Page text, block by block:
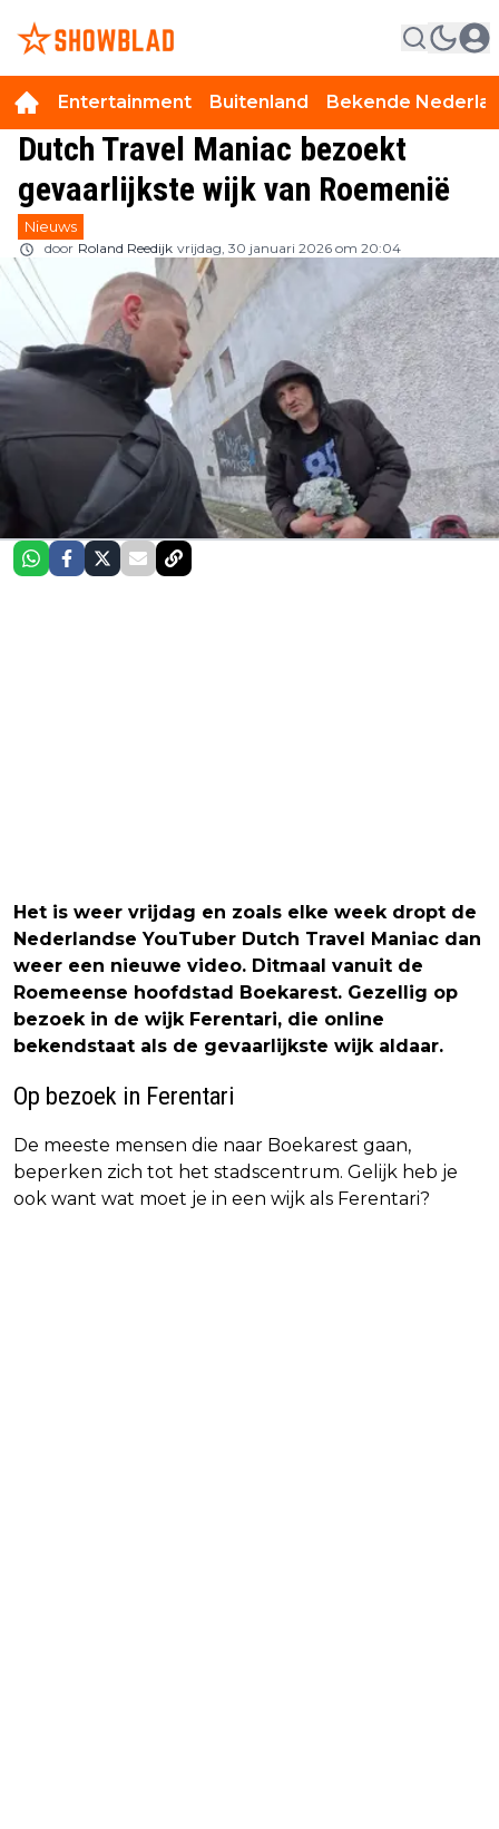
Entertainment Buitenland Bekende
Dutch Travel Maniac bezoekt
gevaarlijkste wijk van Roemenië
Nieuws
door Roland Reedijk vrijdag, 30 januari 2026 om 20:04
Het is weer vrijdag en zoals elke week dropt de
Nederlandse YouTuber Dutch Travel Maniac dan
weer een nieuwe video. Ditmaal vanuit de
Roemeense hoofdstad Boekarest. Gezellig op
bezoek in de wijk Ferentari, die online
bekendstaat als de gevaarlijkste wijk aldaar.
Op bezoek in Ferentari
De meeste mensen die naar Boekarest gaan,
beperken zich tot het stadscentrum. Gelijk heb je
ook want wat moet je in een wijk als Ferentari?